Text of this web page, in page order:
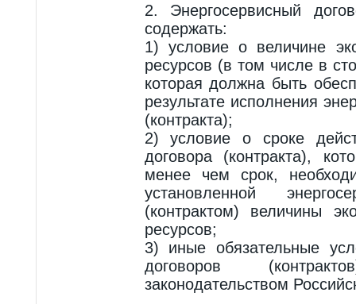
2. Энергосервисный
содержать:
1) условие о величине
ресурсов (в том числе в
которая должна быть
результате исполнения
(контракта);
2) условие о сроке
договора (контракта),
менее чем срок,
установленной
(контрактом) величины
ресурсов;
3) иные обязательные
договоров
законодательством